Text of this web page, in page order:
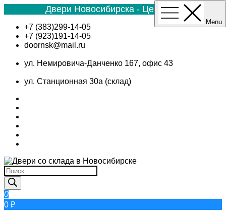
Двери Новосибирска - Цена №1
Skip
content
+7 (383)299-14-05
+7 (923)191-14-05
doornsk@mail.ru
ул. Немировича-Данченко 167, офис 43
ул. Станционная 30а (склад)
Поиск
товаров
0
0 ₽
Menu